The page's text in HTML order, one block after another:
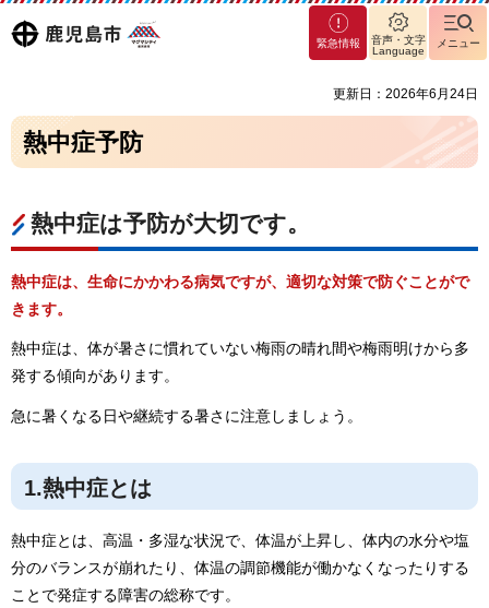
鹿児島
マグ
マシ
島市
緊急情報
音声・文字
Language
メニュー
更新日：2026年6月24日
熱中症予防
熱中症は予防が大切です。
熱中症は、生命にかかわる病気ですが、適切な対策で防ぐことがで
きます。
熱中症は、体が暑さに慣れていない梅雨の晴れ間や梅雨明けから多
発する傾向があります。
急に暑くなる日や継続する暑さに注意しましょう。
1.熱中症とは
熱中症とは、高温・多湿な状況で、体温が上昇し、体内の水分や塩
分のバランスが崩れたり、体温の調節機能が働かなくなったりする
ことで発症する障害の総称です。